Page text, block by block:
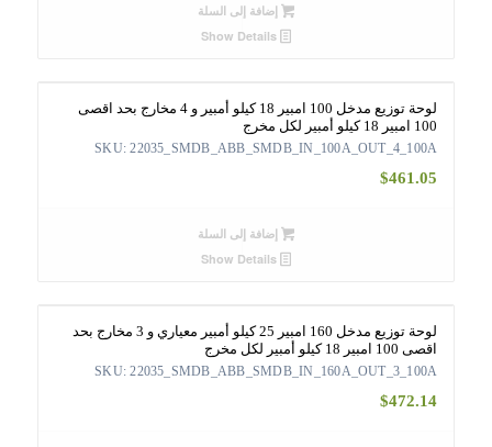
إضافة إلى السلة
لوحة توزيع مدخل 100 امبير 18 كيلو أمبير و 4 مخارج بحد اقصى
100 امبير 18 كيلو أمبير لكل مخرج
SKU: 22035_SMDB_ABB_SMDB_IN_100A_OUT_4_100A
$461.05
إضافة إلى السلة
لوحة توزيع مدخل 160 امبير 25 كيلو أمبير معياري و 3 مخارج بحد
اقصى 100 امبير 18 كيلو أمبير لكل مخرج
SKU: 22035_SMDB_ABB_SMDB_IN_160A_OUT_3_100A
$472.14